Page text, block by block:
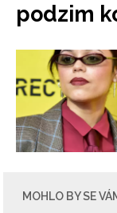
podzim
MOHLO BY SE